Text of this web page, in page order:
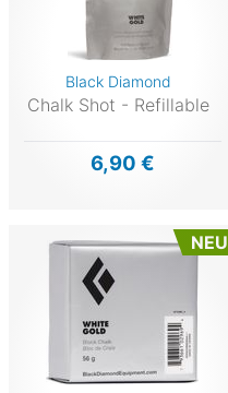
Black Diamond
Chalk Shot - Refillable
6,90 €
NEU